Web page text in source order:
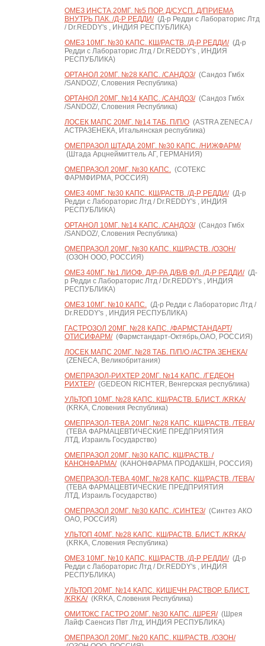
ОМЕЗ ИНСТА 20МГ. №5 ПОР. Д/СУСП. Д/ПРИЕМА
ВНУТРЬ ПАК. /Д-Р РЕДДИ/(Д-р Редди с Лабораторис Лтд
/ Dr.REDDY's , ИНДИЯ РЕСПУБЛИКА)
ОМЕЗ 10МГ. №30 КАПС. КШ/РАСТВ. /Д-Р РЕДДИ/(Д-р
Редди с Лабораторис Лтд / Dr.REDDY's , ИНДИЯ
РЕСПУБЛИКА)
ОРТАНОЛ 20МГ. №28 КАПС. /САНДОЗ/(Сандоз Гмбх
/SANDOZ/, Словения Республика)
ОРТАНОЛ 20МГ. №14 КАПС. /САНДОЗ/(Сандоз Гмбх
/SANDOZ/, Словения Республика)
ЛОСЕК МАПС 20МГ. №14 ТАБ. П/П/О(ASTRA ZENECA /
АСТРАЗЕНЕКА, Итальянская республика)
ОМЕПРАЗОЛ ШТАДА 20МГ. №30 КАПС. /НИЖФАРМ/
(Штада Арцнеймиттель АГ, ГЕРМАНИЯ)
ОМЕПРАЗОЛ 20МГ. №30 КАПС.(СОТЕКС
ФАРМФИРМА, РОССИЯ)
ОМЕЗ 40МГ. №30 КАПС. КШ/РАСТВ. /Д-Р РЕДДИ/(Д-р
Редди с Лабораторис Лтд / Dr.REDDY's , ИНДИЯ
РЕСПУБЛИКА)
ОРТАНОЛ 10МГ. №14 КАПС. /САНДОЗ/(Сандоз Гмбх
/SANDOZ/, Словения Республика)
ОМЕПРАЗОЛ 20МГ. №30 КАПС. КШ/РАСТВ. /ОЗОН/
(ОЗОН ООО, РОССИЯ)
ОМЕЗ 40МГ. №1 ЛИОФ. Д/Р-РА Д/В/В ФЛ. /Д-Р РЕДДИ/(Д-
р Редди с Лабораторис Лтд / Dr.REDDY's , ИНДИЯ
РЕСПУБЛИКА)
ОМЕЗ 10МГ. №10 КАПС.(Д-р Редди с Лабораторис Лтд /
Dr.REDDY's , ИНДИЯ РЕСПУБЛИКА)
ГАСТРОЗОЛ 20МГ. №28 КАПС. /ФАРМСТАНДАРТ/
ОТИСИФАРМ/(Фармстандарт-Октябрь,ОАО, РОССИЯ)
ЛОСЕК МАПС 20МГ. №28 ТАБ. П/П/О /АСТРА ЗЕНЕКА/
(ZENECA, Великобритания)
ОМЕПРАЗОЛ-РИХТЕР 20МГ. №14 КАПС. /ГЕДЕОН
РИХТЕР/(GEDEON RICHTER, Венгерская республика)
УЛЬТОП 10МГ. №28 КАПС. КШ/РАСТВ. БЛИСТ. /KRKA/
(KRKA, Словения Республика)
ОМЕПРАЗОЛ-ТЕВА 20МГ. №28 КАПС. КШ/РАСТВ. /ТЕВА/
(ТЕВА ФАРМАЦЕВТИЧЕСКИЕ ПРЕДПРИЯТИЯ
ЛТД, Израиль Государство)
ОМЕПРАЗОЛ 20МГ. №30 КАПС. КШ/РАСТВ. /
КАНОНФАРМА/(КАНОНФАРМА ПРОДАКШН, РОССИЯ)
ОМЕПРАЗОЛ-ТЕВА 40МГ. №28 КАПС. КШ/РАСТВ. /ТЕВА/
(ТЕВА ФАРМАЦЕВТИЧЕСКИЕ ПРЕДПРИЯТИЯ
ЛТД, Израиль Государство)
ОМЕПРАЗОЛ 20МГ. №30 КАПС. /СИНТЕЗ/(Синтез АКО
ОАО, РОССИЯ)
УЛЬТОП 40МГ. №28 КАПС. КШ/РАСТВ. БЛИСТ. /KRKA/
(KRKA, Словения Республика)
ОМЕЗ 10МГ. №10 КАПС. КШ/РАСТВ. /Д-Р РЕДДИ/(Д-р
Редди с Лабораторис Лтд / Dr.REDDY's , ИНДИЯ
РЕСПУБЛИКА)
УЛЬТОП 20МГ. №14 КАПС. КИШЕЧН.РАСТВОР. БЛИСТ.
/KRKA/(KRKA, Словения Республика)
ОМИТОКС ГАСТРО 20МГ. №30 КАПС. /ШРЕЯ/(Шрея
Лайф Саенсиз Пвт Лтд, ИНДИЯ РЕСПУБЛИКА)
ОМЕПРАЗОЛ 20МГ. №20 КАПС. КШ/РАСТВ. /ОЗОН/